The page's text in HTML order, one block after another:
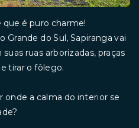
que é puro charme!
Grande do Sul, Sapiranga vai
ruas arborizadas, praças
tirar o fôlego.
onde a calma do interior se